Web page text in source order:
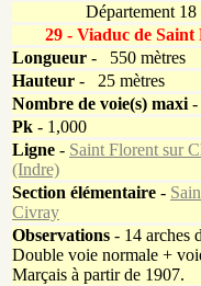
Département
29 - Viaduc de
Longueur -
550 mètres
Hauteur -
25 mètres
Nombre de voie(s) maxi-
Pk - 1,000
Ligne - Saint Florent sur
(Indre)
Section élémentaire -
Civray
Observations - 14 arches
Double voie normale +
Marçais à partir de 1907.